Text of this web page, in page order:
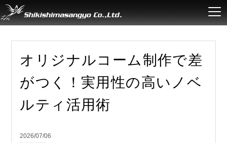
オリジナルコーム制作で差
がつく！実用性の高いノベ
ルティ活用術
2026/07/06